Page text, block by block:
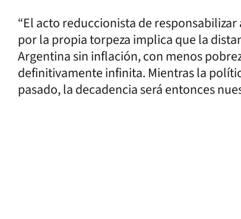
“El acto reduccionista de
por la propia torpeza implica que la
Argentina sin inflación, con menos
definitivamente infinita. Mientras la
pasado, la decadencia será entonces